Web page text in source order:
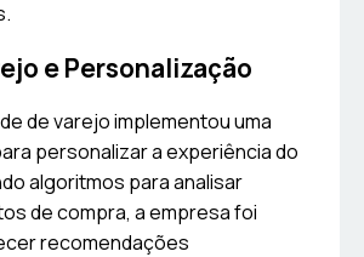
e Personalização
de varejo implementou uma
personalizar a experiência do
algoritmos para analisar
de compra, a empresa foi
recomendações